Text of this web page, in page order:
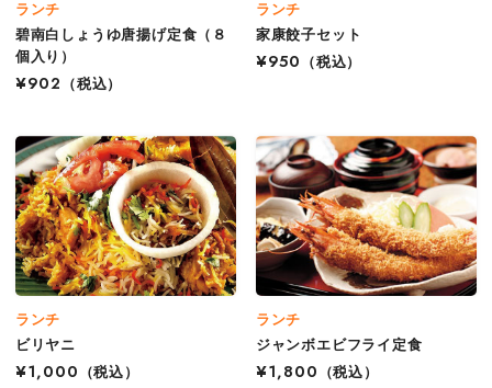
ランチ
碧南白しょうゆ唐揚げ定食（８
個入り）
¥902
（税込）
ランチ
家康餃子セット
¥950
（税込）
ランチ
ビリヤニ
¥1,000
（税込）
ランチ
ジャンボエビフライ定食
¥1,800
（税込）